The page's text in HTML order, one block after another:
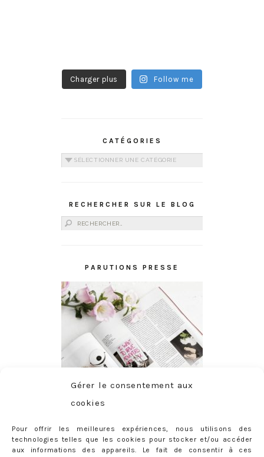
Gérer le consentement aux
cookies
Pour offrir les meilleures expériences, nous utilisons des
technologies telles que les cookies pour stocker et/ou accéder
aux informations des appareils. Le fait de consentir à ces
Charger plus Follow me
CATÉGORIES
Catégories
RECHERCHER SUR LE BLOG
Rechercher :
PARUTIONS PRESSE